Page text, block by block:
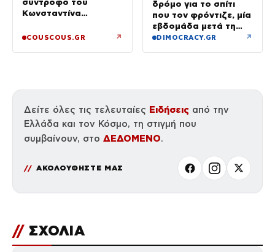
Κωνσταντίνα
δημόσιο «Σ’ αγαπώ»
COUSCOUS.GR ↗
δρόμο για το σπίτι
που τον φρόντιζε, μία
εβδομάδα μετά τη
φωτιά στο Πόρτο
DIMOCRACY.GR ↗
Δείτε όλες τις τελευταίες Ειδήσεις από την
Ελλάδα και τον Κόσμο, τη στιγμή που
συμβαίνουν, στο ΔΕΔΟΜΕΝΟ.
ΑΚΟΛΟΥΘΗΣΤΕ ΜΑΣ
// ΣΧΟΛΙΑ